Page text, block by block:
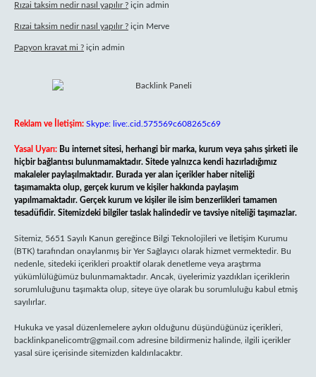
Rızai taksim nedir nasıl yapılır ? için admin
Rızai taksim nedir nasıl yapılır ? için Merve
Papyon kravat mi ? için admin
Reklam ve İletişim: Skype: live:.cid.575569c608265c69
Yasal Uyarı: Bu internet sitesi, herhangi bir marka, kurum veya şahıs şirketi ile
hiçbir bağlantısı bulunmamaktadır. Sitede yalnızca kendi hazırladığımız
makaleler paylaşılmaktadır. Burada yer alan içerikler haber niteliği
taşımamakta olup, gerçek kurum ve kişiler hakkında paylaşım
yapılmamaktadır. Gerçek kurum ve kişiler ile isim benzerlikleri tamamen
tesadüfidir. Sitemizdeki bilgiler taslak halindedir ve tavsiye niteliği taşımazlar.
Sitemiz, 5651 Sayılı Kanun gereğince Bilgi Teknolojileri ve İletişim Kurumu
(BTK) tarafından onaylanmış bir Yer Sağlayıcı olarak hizmet vermektedir. Bu
nedenle, sitedeki içerikleri proaktif olarak denetleme veya araştırma
yükümlülüğümüz bulunmamaktadır. Ancak, üyelerimiz yazdıkları içeriklerin
sorumluluğunu taşımakta olup, siteye üye olarak bu sorumluluğu kabul etmiş
sayılırlar.
Hukuka ve yasal düzenlemelere aykırı olduğunu düşündüğünüz içerikleri,
backlinkpanelicomtr@gmail.com adresine bildirmeniz halinde, ilgili içerikler
yasal süre içerisinde sitemizden kaldırılacaktır.